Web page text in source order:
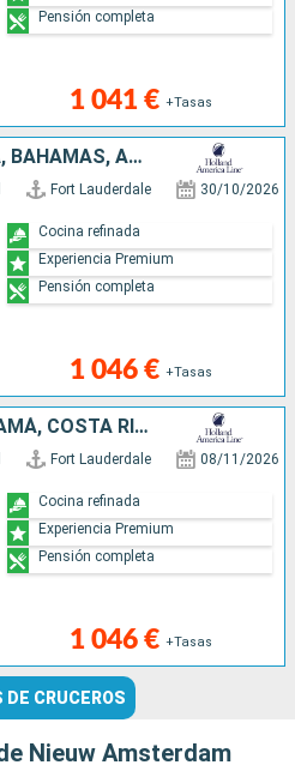
1 041 € +Tasas
Pensión completa
REPÚBLICA DOMINICANA, BAHAMAS, ARUBA, COLOMBIA, PANAMÁ, COSTA RICA, JAMAICA, ESTADOS UNIDOS
Fort Lauderdale 30/10/2026
1 046 € +Tasas
Cocina refinada
Experiencia Premium
Pensión completa
ARUBA, COLOMBIA, PANAMÁ, COSTA RICA, JAMAICA, BONAIRE, BAHAMAS, ESTADOS UNIDOS
Fort Lauderdale 08/11/2026
1 046 € +Tasas
Cocina refinada
Experiencia Premium
Pensión completa
DE CRUCEROS
Nieuw Amsterdam